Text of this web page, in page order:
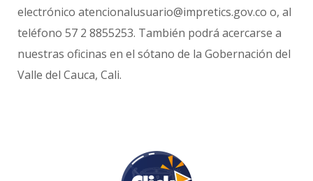
electrónico atencionalusuario@impretics.gov.co o, al
teléfono 57 2 8855253. También podrá acercarse a
nuestras oficinas en el sótano de la Gobernación del
Valle del Cauca, Cali.